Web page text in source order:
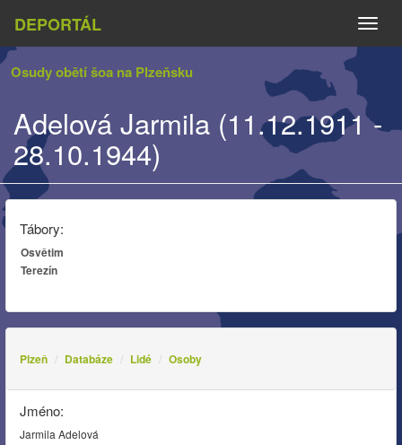
DEPORTÁL
Osudy obětí šoa na Plzeňsku
Adelová Jarmila (11.12.1911 -
28.10.1944)
Tábory:
Osvětim
Terezín
Plzeň Databáze Lidé Osoby
Jméno:
Jarmila Adelová